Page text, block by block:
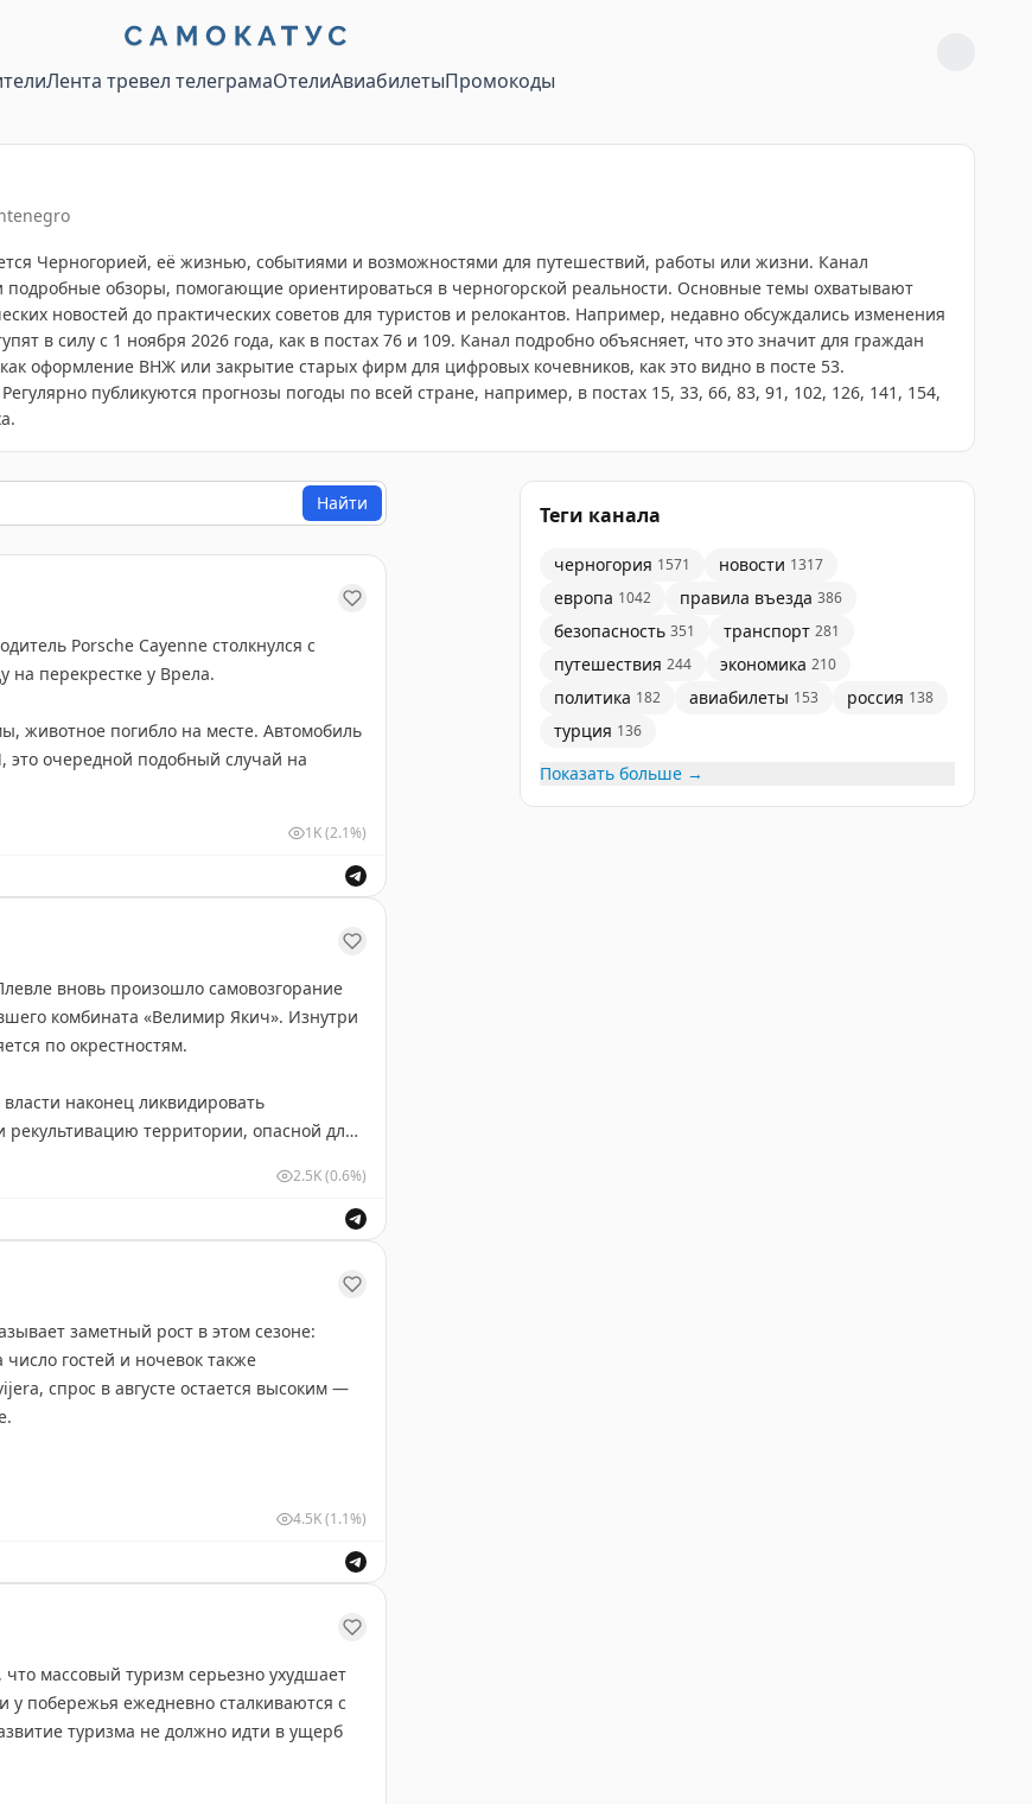
Лента тревел телеграмаОтелиАвиабилетыПромокоды
Черногорией, её жизнью, событиями и возможностями для путешествий, работы или жизни. Канал
обзоры, помогающие ориентироваться в черногорской реальности. Основные темы охватывают
новостей до практических советов для туристов и релокантов. Например, недавно обсуждались изменения
в силу с 1 ноября 2026 года, как в постах 76 и 109. Канал подробно объясняет, что это значит для граждан
оформление ВНЖ или закрытие старых фирм для цифровых кочевников, как это видно в посте 53.
публикуются прогнозы погоды по всей стране, например, в постах 15, 33, 66, 83, 91, 102, 126, 141, 154,
Найти
Porsche Cayenne столкнулся с
на перекрестке у Врела.
животное погибло на месте. Автомобиль
очередной подобный случай на
1K(2.1%)
вновь произошло самовозгорание
комбината «Велимир Якич». Изнутри
по окрестностям.
наконец ликвидировать
рекультивацию территории, опасной для
2.5K(0.6%)
заметный рост в этом сезоне:
гостей и ночевок также
спрос в августе остается высоким —
4.5K(1.1%)
массовый туризм серьезно ухудшает
побережья ежедневно сталкиваются с
туризма не должно идти в ущерб
Теги канала
черногория 1571 новости 1317
европа 1042 правила въезда 386
безопасность 351 транспорт 281
путешествия 244 экономика 210
политика 182 авиабилеты 153 россия 138
турция 136
Показать больше →